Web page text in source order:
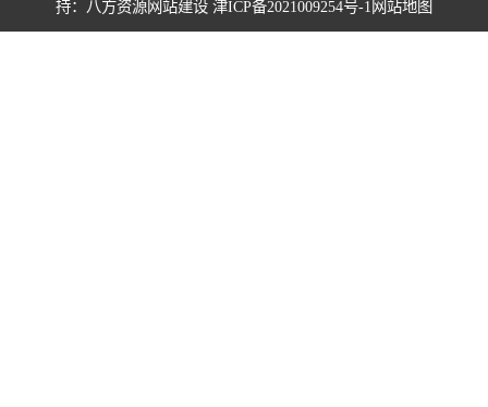
持：八方资源网站建设 津ICP备2021009254号-1 网站地图
电热电势转换开